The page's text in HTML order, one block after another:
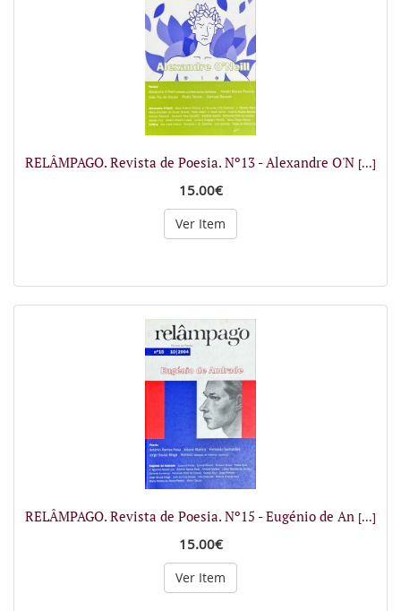
RELÂMPAGO. Revista de Poesia. Nº13 - Alexandre O'N [...]
15.00€
Ver Item
RELÂMPAGO. Revista de Poesia. Nº15 - Eugénio de An [...]
15.00€
Ver Item